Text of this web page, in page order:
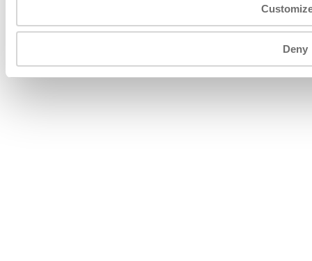
Deny
soggetta ad attività di direzione e coordinamento di Fojal III
B.V. Todos los derechos reservados.